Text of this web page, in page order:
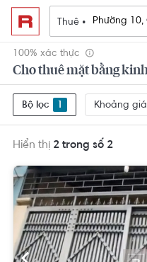
Thuê •
100% xác thực
Bộ lọc 1 Khoảng giá
Hiển thị 2 trong số 2